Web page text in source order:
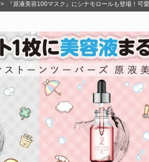
> 『原液美容100マスク』にシナモロールも登場！可